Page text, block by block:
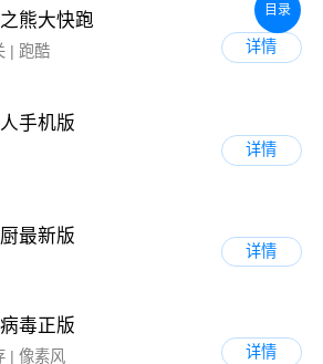
熊大快跑
| 跑酷
详情
手机版
详情
最新版
详情
毒正版
| 像素风
详情
目录